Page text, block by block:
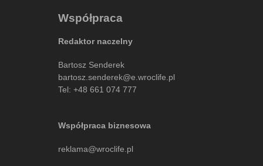
Współpraca
Redaktor naczelny
Bartosz Senderek
bartosz.senderek@e.wroclife.pl
Tel: +48 661 074 777
Współpraca biznesowa
reklama@wroclife.pl